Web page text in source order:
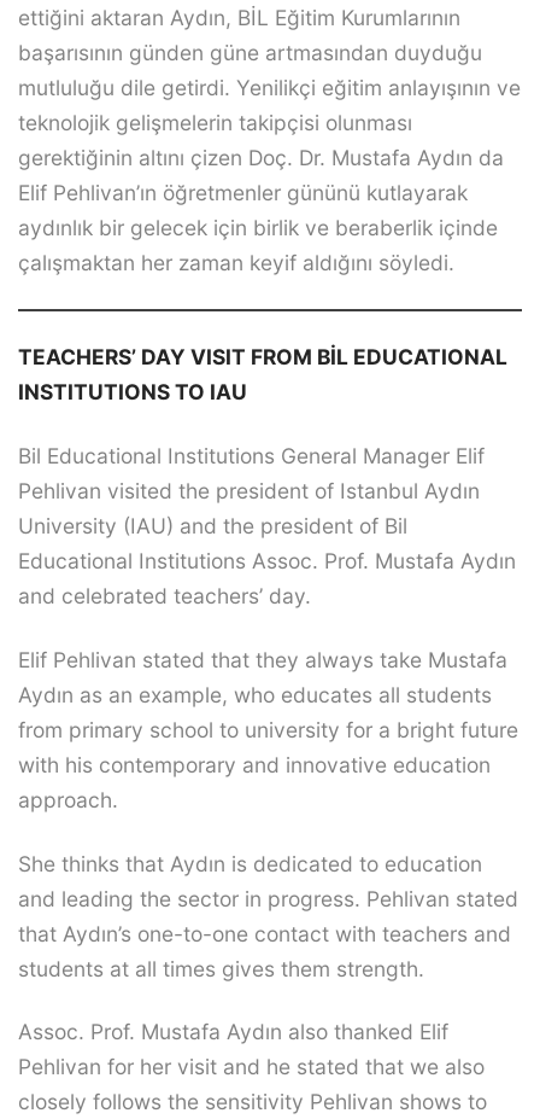
ettiğini aktaran Aydın, BİL Eğitim Kurumlarının
başarısının günden güne artmasından duyduğu
mutluluğu dile getirdi. Yenilikçi eğitim anlayışının ve
teknolojik gelişmelerin takipçisi olunması
gerektiğinin altını çizen Doç. Dr. Mustafa Aydın da
Elif Pehlivan’ın öğretmenler gününü kutlayarak
aydınlık bir gelecek için birlik ve beraberlik içinde
çalışmaktan her zaman keyif aldığını söyledi.
TEACHERS’ DAY VISIT FROM BİL EDUCATIONAL
INSTITUTIONS TO IAU
Bil Educational Institutions General Manager Elif
Pehlivan visited the president of Istanbul Aydın
University (IAU) and the president of Bil
Educational Institutions Assoc. Prof. Mustafa Aydın
and celebrated teachers’ day.
Elif Pehlivan stated that they always take Mustafa
Aydın as an example, who educates all students
from primary school to university for a bright future
with his contemporary and innovative education
approach.
She thinks that Aydın is dedicated to education
and leading the sector in progress. Pehlivan stated
that Aydın’s one-to-one contact with teachers and
students at all times gives them strength.
Assoc. Prof. Mustafa Aydın also thanked Elif
Pehlivan for her visit and he stated that we also
closely follows the sensitivity Pehlivan shows to